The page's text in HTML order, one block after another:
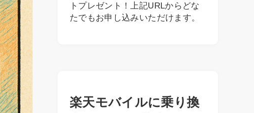
トプレゼント！上記URLからどな
たでもお申し込みいただけます。
楽天モバイルに乗り換